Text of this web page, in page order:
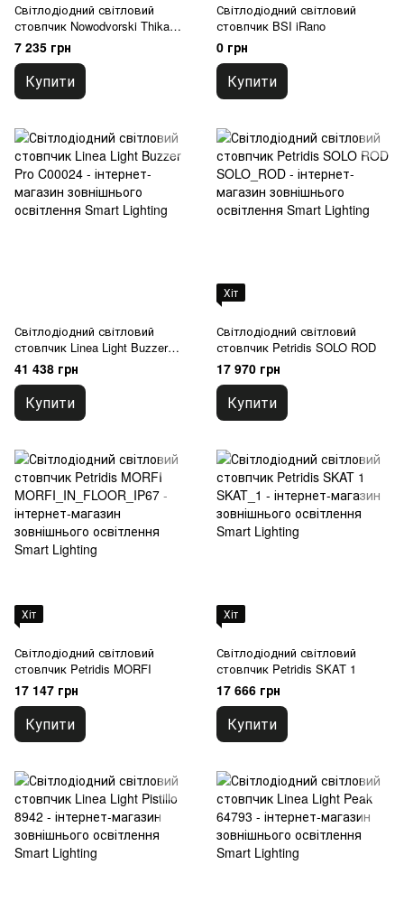
Світлодіодний світловий
стовпчик Nowodvorski Thika
Led
7 235 грн
Купити
Світлодіодний світловий
стовпчик BSI iRano
0 грн
Купити
Світлодіодний світловий
стовпчик Linea Light Buzzer
Pro
41 438 грн
Купити
Хіт
Світлодіодний світловий
стовпчик Petridis SOLO ROD
17 970 грн
Купити
Хіт
Світлодіодний світловий
стовпчик Petridis MORFI
17 147 грн
Купити
Хіт
Світлодіодний світловий
стовпчик Petridis SKAT 1
17 666 грн
Купити